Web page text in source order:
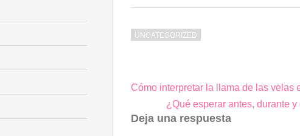
UNCATEGORIZED
Navegación
de
entradas
Cómo interpretar la llama de las velas
¿Qué esperar antes, durante
Deja una respuesta